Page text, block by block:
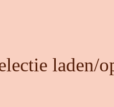
laden/